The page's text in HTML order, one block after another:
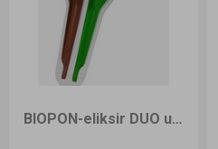
BIOPON-eliksir DUO uniwersalny 35ml